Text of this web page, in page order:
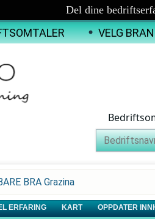
Del dine
VELG
BRA Grazina
ERFARING KART OPPDATER